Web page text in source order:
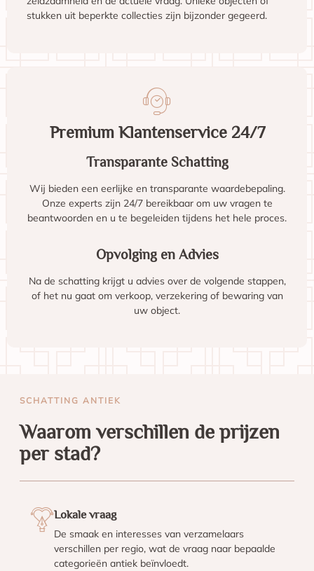
stukken uit beperkte collecties zijn bijzonder gegeerd.
Premium Klantenservice 24/7
Transparante Schatting
Wij bieden een eerlijke en transparante waardebepaling.
Onze experts zijn 24/7 bereikbaar om uw vragen te
beantwoorden en u te begeleiden tijdens het hele proces.
Opvolging en Advies
Na de schatting krijgt u advies over de volgende stappen,
of het nu gaat om verkoop, verzekering of bewaring van
uw object.
SCHATTING ANTIEK
Waarom verschillen de prijzen
per stad?
Lokale vraag
De smaak en interesses van verzamelaars
verschillen per regio, wat de vraag naar bepaalde
categorieën antiek beïnvloedt.